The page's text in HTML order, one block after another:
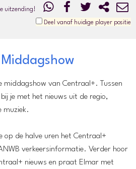
uitzending!
Deel vanaf huidige player positie
middagshow van Centraal+. Tussen
je met het nieuws uit de regio,
muziek.
op de halve uren het Centraal+
verkeersinformatie. Verder hoor
nieuws en praat Elmar met